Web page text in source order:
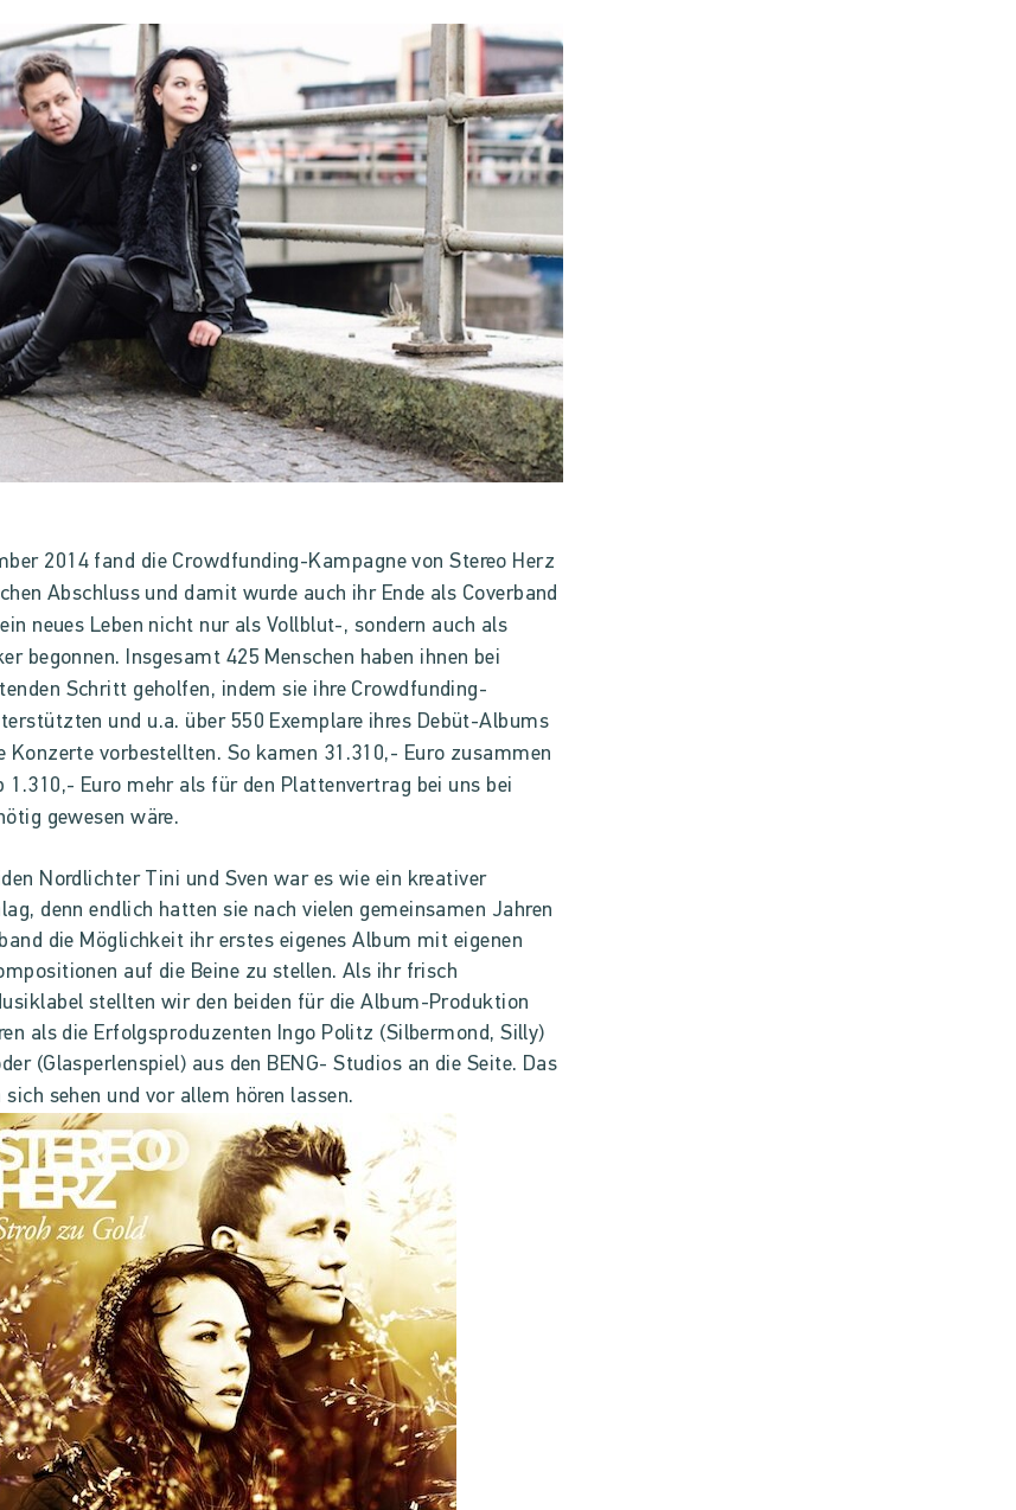
2014 fand die Crowdfunding-Kampagne von Stereo Herz
Abschluss und damit wurde auch ihr Ende als Coverband
neues Leben nicht nur als Vollblut-, sondern auch als
begonnen. Insgesamt 425 Menschen haben ihnen bei
Schritt geholfen, indem sie ihre Crowdfunding-
und u.a. über 550 Exemplare ihres Debüt-Albums
Konzerte vorbestellten. So kamen 31.310,- Euro zusammen
1.310,- Euro mehr als für den Plattenvertrag bei uns bei
gewesen wäre.
Nordlichter Tini und Sven war es wie ein kreativer
denn endlich hatten sie nach vielen gemeinsamen Jahren
die Möglichkeit ihr erstes eigenes Album mit eigenen
auf die Beine zu stellen. Als ihr frisch
stellten wir den beiden für die Album-Produktion
als die Erfolgsproduzenten Ingo Politz (Silbermond, Silly)
(Glasperlenspiel) aus den BENG- Studios an die Seite. Das
sich sehen und vor allem hören lassen.